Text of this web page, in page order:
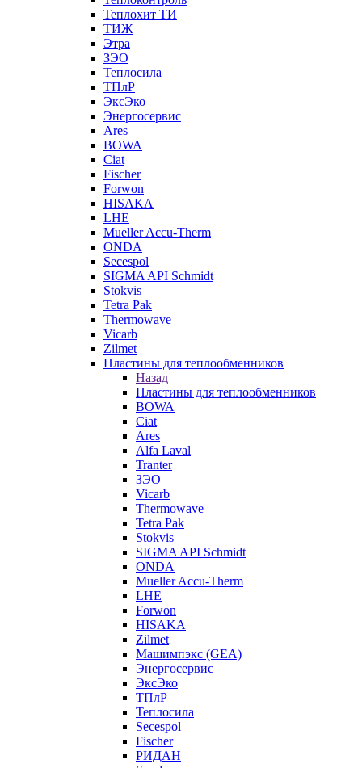
Теплохит ТИ
ТИЖ
Этра
ЗЭО
Теплосила
ТПлР
ЭксЭко
Энергосервис
Ares
BOWA
Ciat
Fischer
Forwon
HISAKA
LHE
Mueller Accu-Therm
ONDA
Secespol
SIGMA API Schmidt
Stokvis
Tetra Pak
Thermowave
Vicarb
Zilmet
Пластины для теплообменников
Назад
Пластины для теплообменников
BOWA
Ciat
Ares
Alfa Laval
Tranter
ЗЭО
Vicarb
Thermowave
Tetra Pak
Stokvis
SIGMA API Schmidt
ONDA
Mueller Accu-Therm
LHE
Forwon
HISAKA
Zilmet
Машимпэкс (GEA)
Энергосервис
ЭксЭко
ТПлР
Теплосила
Secespol
Fischer
РИДАН